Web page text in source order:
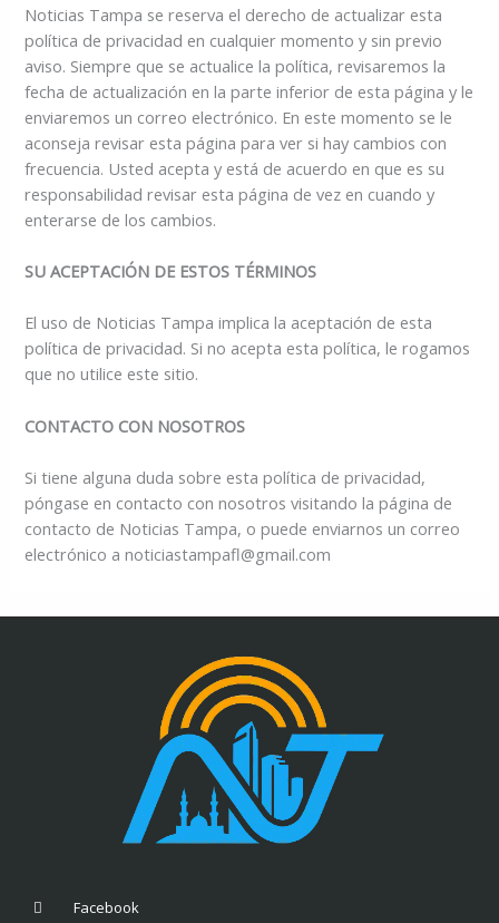
Noticias Tampa se reserva el derecho de actualizar esta
política de privacidad en cualquier momento y sin previo
aviso. Siempre que se actualice la política, revisaremos la
fecha de actualización en la parte inferior de esta página y le
enviaremos un correo electrónico. En este momento se le
aconseja revisar esta página para ver si hay cambios con
frecuencia. Usted acepta y está de acuerdo en que es su
responsabilidad revisar esta página de vez en cuando y
enterarse de los cambios.
SU ACEPTACIÓN DE ESTOS TÉRMINOS
El uso de Noticias Tampa implica la aceptación de esta
política de privacidad. Si no acepta esta política, le rogamos
que no utilice este sitio.
CONTACTO CON NOSOTROS
Si tiene alguna duda sobre esta política de privacidad,
póngase en contacto con nosotros visitando la página de
contacto de Noticias Tampa, o puede enviarnos un correo
electrónico a noticiastampafl@gmail.com
Facebook